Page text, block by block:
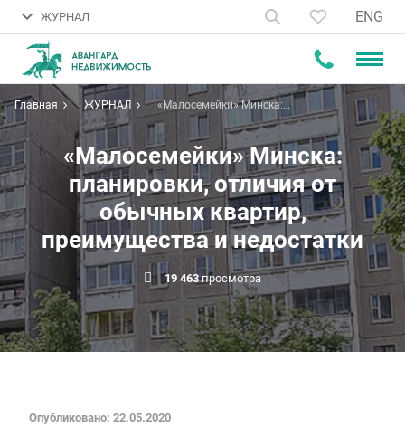
ЖУРНАЛ ENG
Главная ЖУРНАЛ
«Малосемейки» Минска:
планировки, отличия от
обычных квартир, преимущества
и недостатки
«Малосемейки» Минска:
планировки, отличия от
обычных квартир,
преимущества и недостатки
19 463просмотра
Опубликовано: 22.05.2020